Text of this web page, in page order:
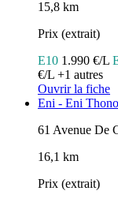
15,8 km
Prix (extrait)
E10 1.990 €/L
€/L +1 autres
Ouvrir la fiche
Eni - Eni
61 Avenue De
16,1 km
Prix (extrait)